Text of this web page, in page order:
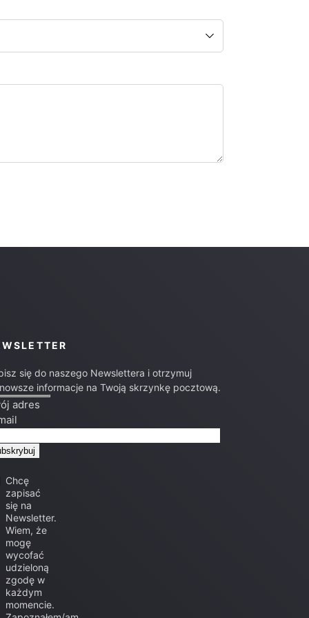
się do naszego Newslettera i otrzymuj
informacje na Twoją skrzynkę pocztową.
adres
Chcę
zapisać
się na
Newsletter.
Wiem, że
mogę
wycofać
udzieloną
zgodę w
każdym
momencie.